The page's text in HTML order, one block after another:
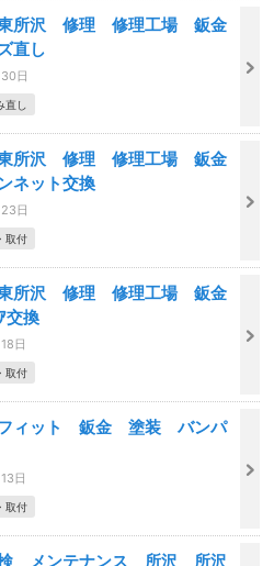
所沢 修理 修理工場 鈑金
直し
日
し
所沢 修理 修理工場 鈑金
ネット交換
日
取付
所沢 修理 修理工場 鈑金
換
日
取付
ィット 鈑金 塗装 バンパ
日
取付
メンテナンス 所沢 所沢